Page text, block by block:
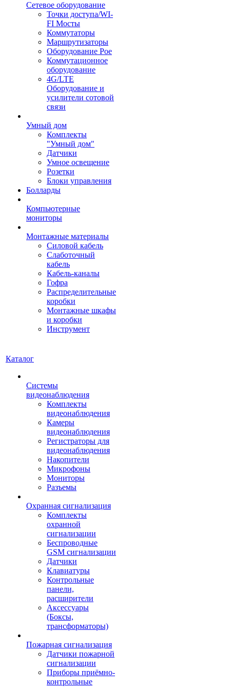
Сетевое оборудование
Точки доступа/WI-
FI Мосты
Коммутаторы
Маршрутизаторы
Оборудование Poe
Коммутационное
оборудование
4G/LTE
Оборудование и
усилители сотовой
связи
Умный дом
Комплекты
"Умный дом"
Датчики
Умное освещение
Розетки
Блоки управления
Болларды
Компьютерные
мониторы
Монтажные материалы
Силовой кабель
Слаботочный
кабель
Кабель-каналы
Гофра
Распределительные
коробки
Монтажные шкафы
и коробки
Инструмент
Каталог
Системы
видеонаблюдения
Комплекты
видеонаблюдения
Камеры
видеонаблюдения
Регистраторы для
видеонаблюдения
Накопители
Микрофоны
Мониторы
Разъемы
Охранная сигнализация
Комплекты
охранной
сигнализации
Беспроводные
GSM сигнализации
Датчики
Клавиатуры
Контрольные
панели,
расширители
Аксессуары
(Боксы,
трансформаторы)
Пожарная сигнализация
Датчики пожарной
сигнализации
Приборы приёмно-
контрольные